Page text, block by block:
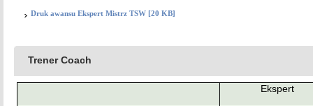
Druk awansu Ekspert Mistrz TSW [20 KB]
Trener Coach
Ekspert